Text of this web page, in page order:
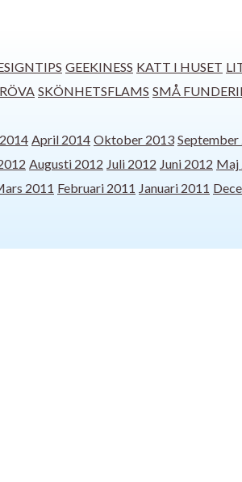
GEEKINESS KATT I HUSET
SKÖNHETSFLAMS SMÅ
April 2014 Oktober 2013 September
Augusti 2012 Juli 2012 Juni 2012 Maj
2011 Februari 2011 Januari 2011